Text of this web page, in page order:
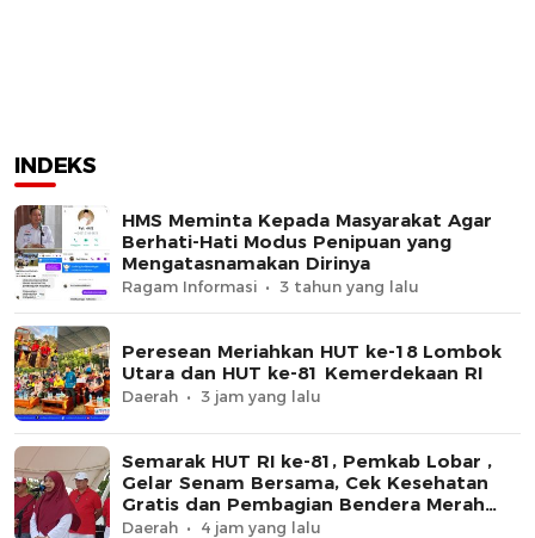
INDEKS
HMS Meminta Kepada Masyarakat Agar
Berhati-Hati Modus Penipuan yang
Mengatasnamakan Dirinya
Ragam Informasi 3 tahun yang lalu
Peresean Meriahkan HUT ke-18 Lombok
Utara dan HUT ke-81 Kemerdekaan RI
Daerah 3 jam yang lalu
Semarak HUT RI ke-81, Pemkab Lobar ,
Gelar Senam Bersama, Cek Kesehatan
Gratis dan Pembagian Bendera Merah
Putih
Daerah 4 jam yang lalu